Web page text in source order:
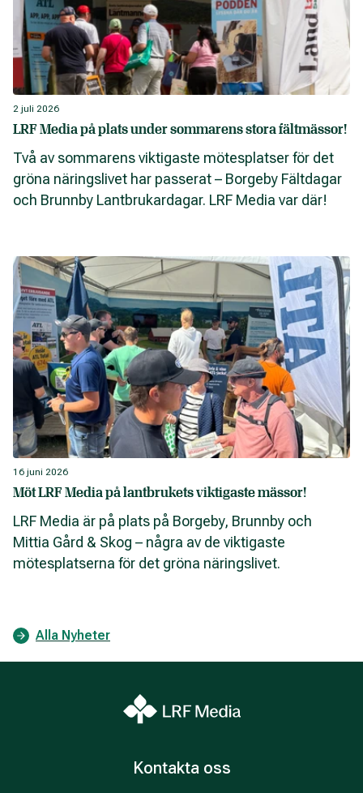
2 juli 2026
LRF Media på plats under sommarens stora fältmässor!
Två av sommarens viktigaste mötesplatser för det
gröna näringslivet har passerat – Borgeby Fältdagar
och Brunnby Lantbrukardagar. LRF Media var där!
16 juni 2026
Möt LRF Media på lantbrukets viktigaste mässor!
LRF Media är på plats på Borgeby, Brunnby och
Mittia Gård & Skog – några av de viktigaste
mötesplatserna för det gröna näringslivet.
Alla Nyheter
Kontakta oss